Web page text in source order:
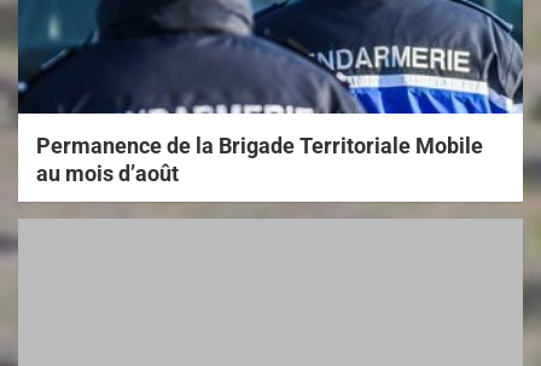
Permanence de la Brigade Territoriale Mobile
au mois d’août